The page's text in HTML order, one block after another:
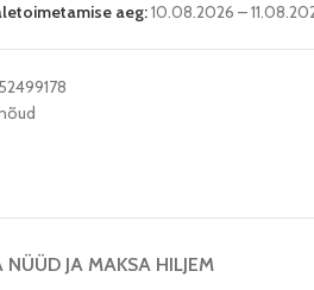
aeg:10.08.2026 –
NÜÜD JA MAKSA HILJEM